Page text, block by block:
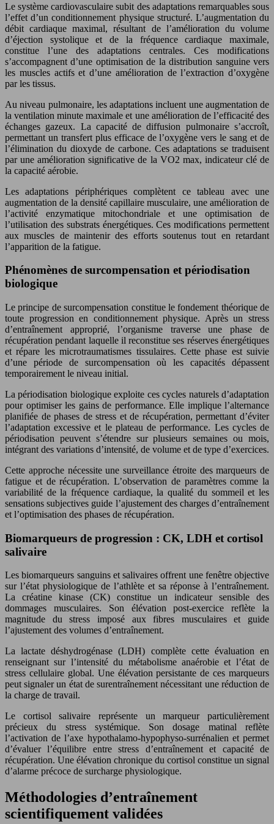
Le système cardiovasculaire subit des adaptations remarquables sous
l’effet d’un conditionnement physique structuré. L’augmentation du
débit cardiaque maximal, résultant de l’amélioration du volume
d’éjection systolique et de la fréquence cardiaque maximale,
constitue l’une des adaptations centrales. Ces modifications
s’accompagnent d’une optimisation de la distribution sanguine vers
les muscles actifs et d’une amélioration de l’extraction d’oxygène
par les tissus.
Au niveau pulmonaire, les adaptations incluent une augmentation de
la ventilation minute maximale et une amélioration de l’efficacité des
échanges gazeux. La capacité de diffusion pulmonaire s’accroît,
permettant un transfert plus efficace de l’oxygène vers le sang et de
l’élimination du dioxyde de carbone. Ces adaptations se traduisent
par une amélioration significative de la VO2 max, indicateur clé de
la capacité aérobie.
Les adaptations périphériques complètent ce tableau avec une
augmentation de la densité capillaire musculaire, une amélioration de
l’activité enzymatique mitochondriale et une optimisation de
l’utilisation des substrats énergétiques. Ces modifications permettent
aux muscles de maintenir des efforts soutenus tout en retardant
l’apparition de la fatigue.
Phénomènes de surcompensation et périodisation
biologique
Le principe de surcompensation constitue le fondement théorique de
toute progression en conditionnement physique. Après un stress
d’entraînement approprié, l’organisme traverse une phase de
récupération pendant laquelle il reconstitue ses réserves énergétiques
et répare les microtraumatismes tissulaires. Cette phase est suivie
d’une période de surcompensation où les capacités dépassent
temporairement le niveau initial.
La périodisation biologique exploite ces cycles naturels d’adaptation
pour optimiser les gains de performance. Elle implique l’alternance
planifiée de phases de stress et de récupération, permettant d’éviter
l’adaptation excessive et le plateau de performance. Les cycles de
périodisation peuvent s’étendre sur plusieurs semaines ou mois,
intégrant des variations d’intensité, de volume et de type d’exercices.
Cette approche nécessite une surveillance étroite des marqueurs de
fatigue et de récupération. L’observation de paramètres comme la
variabilité de la fréquence cardiaque, la qualité du sommeil et les
sensations subjectives guide l’ajustement des charges d’entraînement
et l’optimisation des phases de récupération.
Biomarqueurs de progression : CK, LDH et cortisol
salivaire
Les biomarqueurs sanguins et salivaires offrent une fenêtre objective
sur l’état physiologique de l’athlète et sa réponse à l’entraînement.
La créatine kinase (CK) constitue un indicateur sensible des
dommages musculaires. Son élévation post-exercice reflète la
magnitude du stress imposé aux fibres musculaires et guide
l’ajustement des volumes d’entraînement.
La lactate déshydrogénase (LDH) complète cette évaluation en
renseignant sur l’intensité du métabolisme anaérobie et l’état de
stress cellulaire global. Une élévation persistante de ces marqueurs
peut signaler un état de surentraînement nécessitant une réduction de
la charge de travail.
Le cortisol salivaire représente un marqueur particulièrement
précieux du stress systémique. Son dosage matinal reflète
l’activation de l’axe hypothalamo-hypophyso-surrénalien et permet
d’évaluer l’équilibre entre stress d’entraînement et capacité de
récupération. Une élévation chronique du cortisol constitue un signal
d’alarme précoce de surcharge physiologique.
Méthodologies d’entraînement
scientifiquement validées